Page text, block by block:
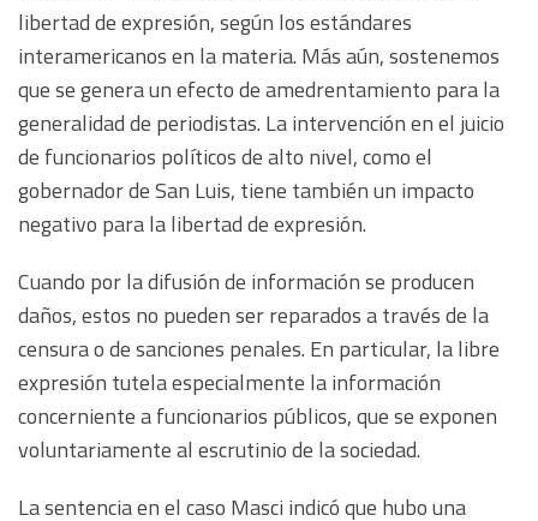
libertad de expresión, según los estándares
interamericanos en la materia. Más aún, sostenemos
que se genera un efecto de amedrentamiento para la
generalidad de periodistas. La intervención en el juicio
de funcionarios políticos de alto nivel, como el
gobernador de San Luis, tiene también un impacto
negativo para la libertad de expresión.
Cuando por la difusión de información se producen
daños, estos no pueden ser reparados a través de la
censura o de sanciones penales. En particular, la libre
expresión tutela especialmente la información
concerniente a funcionarios públicos, que se exponen
voluntariamente al escrutinio de la sociedad.
La sentencia en el caso Masci indicó que hubo una